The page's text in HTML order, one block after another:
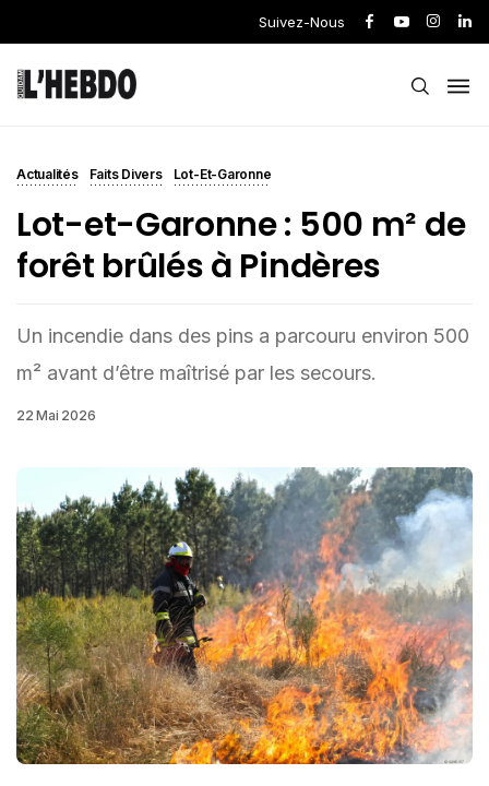
Suivez-Nous
Actualités Faits Divers Lot-Et-Garonne
Lot-et-Garonne : 500 m² de
forêt brûlés à Pindères
Un incendie dans des pins a parcouru environ 500
m² avant d’être maîtrisé par les secours.
22 Mai 2026